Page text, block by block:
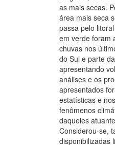
as mais secas.
área mais seca
passa pelo
em verde foram
chuvas nos
do Sul e parte
apresentando
análises e os
apresentados
estatísticas e
fenômenos
daqueles
Considerou-se,
disponibilizadas